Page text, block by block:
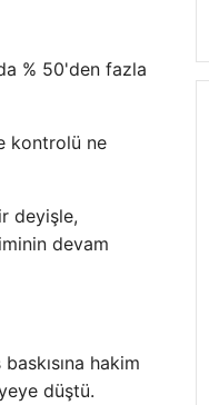
% 50'den fazla
kontrolü ne
deyişle,
devam
hakim
düştü.